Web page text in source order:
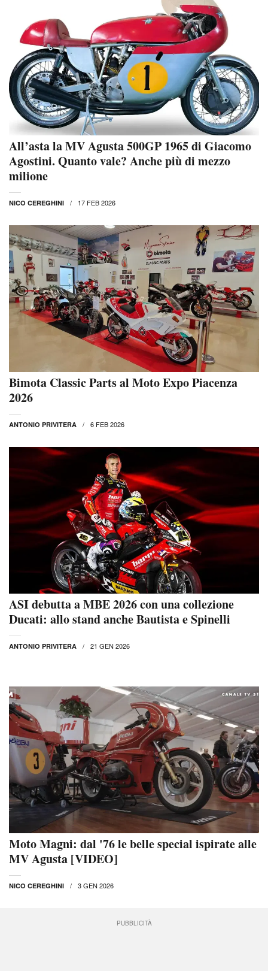
All’asta la MV Agusta 500GP 1965 di Giacomo
Agostini. Quanto vale? Anche più di mezzo
milione
NICO CEREGHINI 17 FEB 2026
Bimota Classic Parts al Moto Expo Piacenza
2026
ANTONIO PRIVITERA 6 FEB 2026
ASI debutta a MBE 2026 con una collezione
Ducati: allo stand anche Bautista e Spinelli
ANTONIO PRIVITERA 21 GEN 2026
Moto Magni: dal '76 le belle special ispirate alle
MV Agusta [VIDEO]
NICO CEREGHINI 3 GEN 2026
PUBBLICITÀ